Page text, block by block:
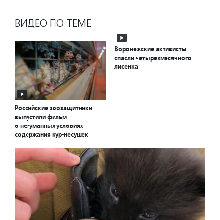
ВИДЕО ПО ТЕМЕ
Российские зоозащитники
выпустили фильм
о негуманных условиях
содержания кур-несушек
Воронежские активисты
спасли четырехмесячного
лисенка